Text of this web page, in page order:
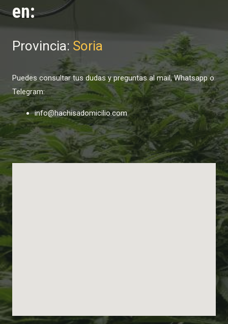
en:
Provincia: Soria
Puedes consultar tus dudas y preguntas al mail, Whatsapp o
Telegram:
info@hachisadomicilio.com